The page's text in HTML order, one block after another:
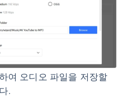
여 오디오 파일을 저장할
.